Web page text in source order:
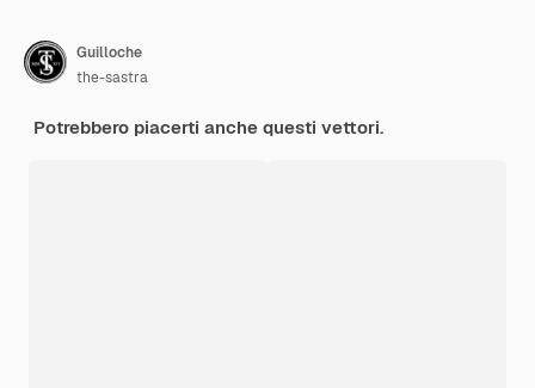
Guilloche
the-sastra
Potrebbero piacerti anche questi vettori.